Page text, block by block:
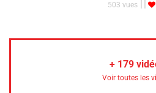
503 vues
+ 179
Voir toutes les